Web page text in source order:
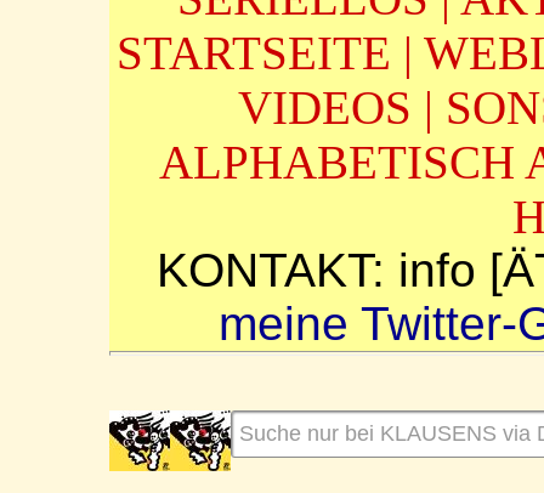
STARTSEITE |
VIDEOS |
ALPHABETISCH
KONTAKT: info
meine Twitter-